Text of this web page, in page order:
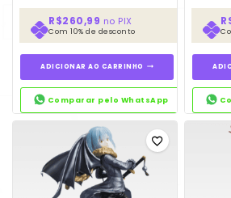
R$260,99 no PIX
Com 10% de desconto
ADICIONAR AO CARRINHO
Comparar pelo WhatsApp